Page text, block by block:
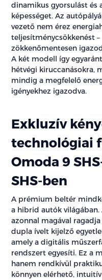
dinamikus gyorsulást és
képességet. Az
vezető nem érez
teljesítménycsökkenést
zökkenőmentesen
A két modell így
hétvégi kiruccanásokra,
mindig a megfelelő
igényekhez igazodva.
Exkluzív
technológiai
Omoda 9
SHS-ben
A prémium beltér
a hibrid autók világában.
azonnal magával
dupla ívelt kijelző
amely a digitális
rendszert egyesíti. Ez a
hanem rendkívül
könnyen elérhető,